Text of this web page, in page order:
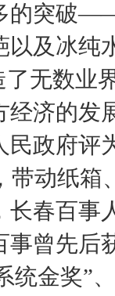
的突破
及冰纯
了无数业
济的发
政府评
带动纸
长春百
曾先后
统金奖”